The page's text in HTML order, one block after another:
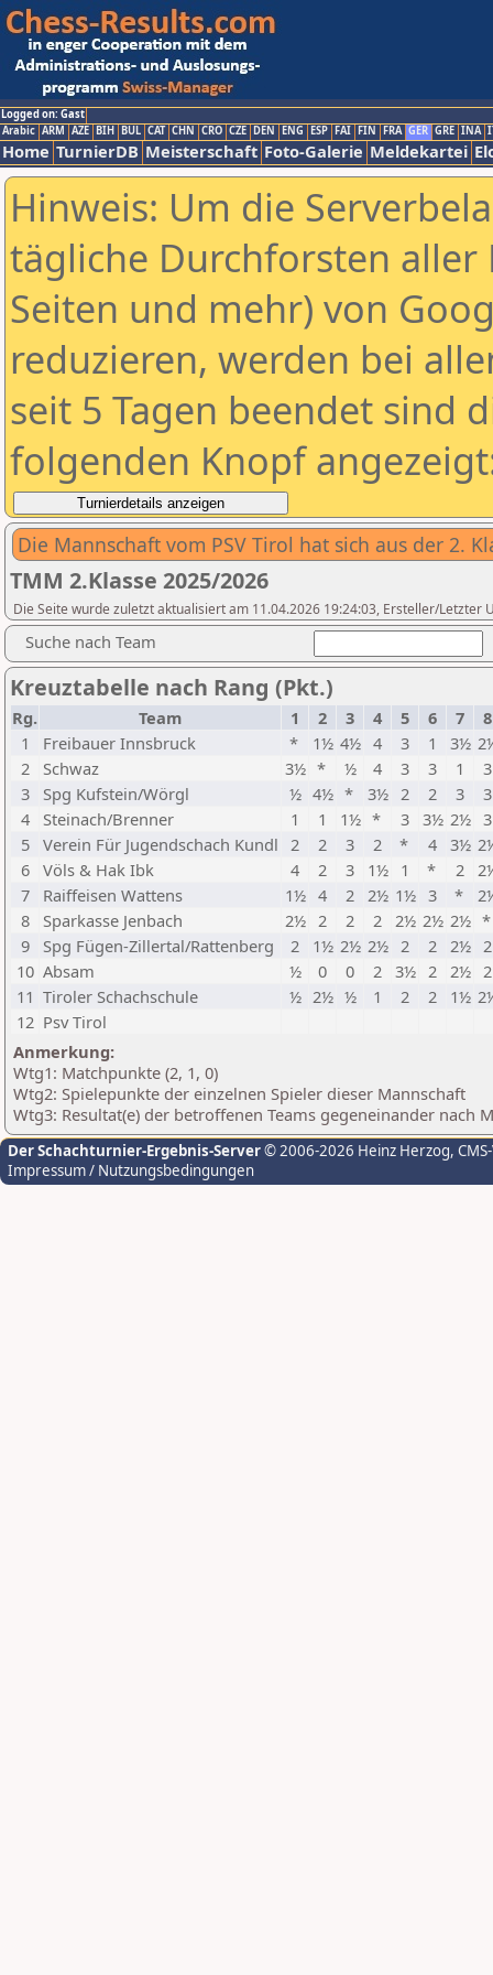
Logged on: Gast
Arabic ARM AZE BIH BUL CAT CHN CRO CZE DEN ENG ESP FAI FIN FRA GER GRE INA
Home TurnierDB Meisterschaft Foto-Galerie Meldekartei
Hinweis: Um die
tägliche Durchforsten aller
Seiten und mehr) von
reduzieren, werden bei
seit 5 Tagen beendet sind
folgenden Knopf
Die Mannschaft vom PSV Tirol hat sich aus der 2.
TMM 2.Klasse 2025/2026
Die Seite wurde zuletzt aktualisiert am 11.04.2026 19:24:03, Ersteller/Letzter
Suche nach Team
Kreuztabelle nach Rang (Pkt.)
Rg. Team 1 2 3 4 5 6 7
8
1
Freibauer Innsbruck * 1½ 4½ 4 3 1 3½
2
Schwaz 3½ * ½ 4 3 3 1
3
3
Spg Kufstein/Wörgl ½ 4½ * 3½ 2 2 3
3
4
Steinach/Brenner 1 1 1½ * 3 3½ 2½ 3
5 Verein Für Jugendschach Kundl 2 2 3 2 * 4 3½
6 Völs & Hak Ibk 4 2 3 1½ 1 * 2
7
Raiffeisen Wattens 1½ 4 2 2½ 1½ 3 *
8
Sparkasse Jenbach 2½ 2 2 2 2½ 2½ 2½
9
Spg Fügen-Zillertal/Rattenberg 2 1½ 2½ 2½ 2 2 2½ 2
10 Absam ½ 0 0 2 3½ 2 2½ 2
11 Tiroler Schachschule ½ 2½ ½ 1 2 2 1½
12 Psv Tirol
Anmerkung:
Wtg1: Matchpunkte (2, 1, 0)
Wtg2: Spielepunkte der einzelnen Spieler dieser Mannschaft
Wtg3: Resultat(e) der betroffenen Teams gegeneinander nach
Der Schachturnier-Ergebnis-Server© 2006-2026 Heinz Herzog,
Impressum / Nutzungsbedingungen